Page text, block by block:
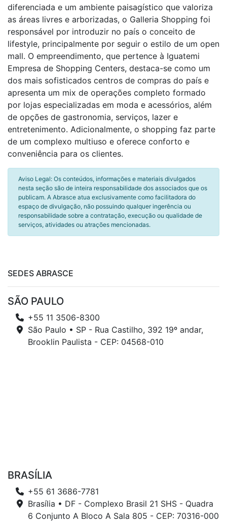
diferenciada e um ambiente paisagístico que valoriza
as áreas livres e arborizadas, o Galleria Shopping foi
responsável por introduzir no país o conceito de
lifestyle, principalmente por seguir o estilo de um open
mall. O empreendimento, que pertence à Iguatemi
Empresa de Shopping Centers, destaca-se como um
dos mais sofisticados centros de compras do país e
apresenta um mix de operações completo formado
por lojas especializadas em moda e acessórios, além
de opções de gastronomia, serviços, lazer e
entretenimento. Adicionalmente, o shopping faz parte
de um complexo multiuso e oferece conforto e
conveniência para os clientes.
Aviso Legal: Os conteúdos, informações e materiais divulgados
nesta seção são de inteira responsabilidade dos associados que os
publicam. A Abrasce atua exclusivamente como facilitadora do
espaço de divulgação, não possuindo qualquer ingerência ou
responsabilidade sobre a contratação, execução ou qualidade de
serviços, atividades ou atrações mencionadas.
SEDES ABRASCE
SÃO PAULO
+55 11 3506-8300
São Paulo • SP - Rua Castilho, 392 19º andar,
Brooklin Paulista - CEP: 04568-010
BRASÍLIA
+55 61 3686-7781
Brasília • DF - Complexo Brasil 21 SHS - Quadra
6 Conjunto A Bloco A Sala 805 - CEP: 70316-000